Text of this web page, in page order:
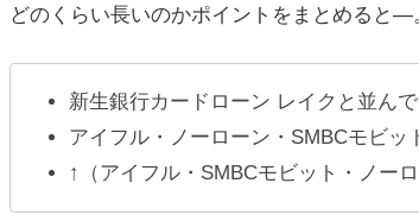
どのくらい長いのかポイントをまとめると―
新生銀行カードローン レイクと並ん
アイフル・ノーローン・SMBCモビ
↑（アイフル・SMBCモビット・ノー